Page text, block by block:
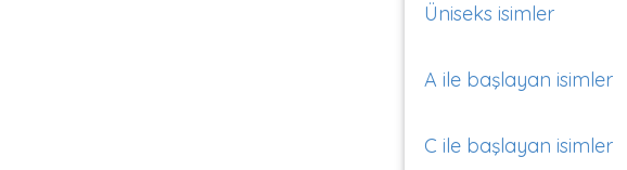
Üniseks isimler
A ile başlayan isimler
C ile başlayan isimler